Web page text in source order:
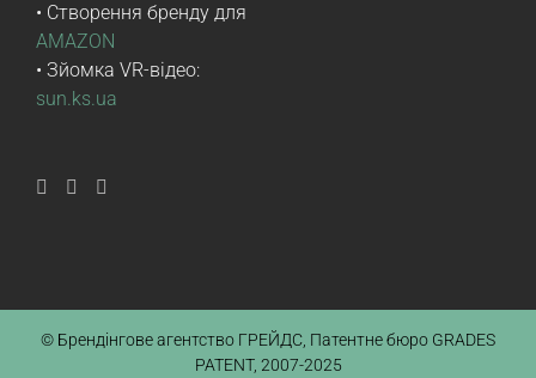
• Створення бренду для
AMAZON
• Зйомка VR-відео:
sun.ks.ua
© Брендінгове агентство ГРЕЙДС, Патентне бюро GRADES
PATENT, 2007-2025